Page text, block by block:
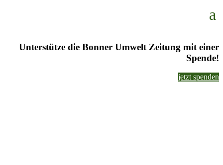
Unterstütze die Bonner Umwelt Zeitung mit einer
Spende!
jetzt spenden